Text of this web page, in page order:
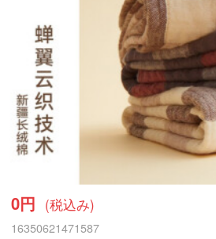
0円 (税込み)
16350621471587